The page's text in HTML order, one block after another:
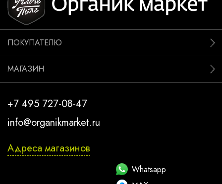
ПОКУПАТЕЛЮ
МАГАЗИН
+7 495 727-08-47
info@organikmarket.ru
Адреса магазинов
Whatsapp